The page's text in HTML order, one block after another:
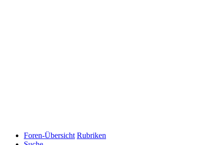
Foren-Übersicht Rubriken